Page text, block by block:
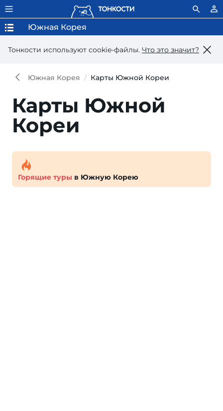
Тонкости используют сookie-файлы. Что это значит?
Южная Корея
Южная Корея Карты Южной Кореи
Карты Южной
Кореи
Горящие туры в Южную Корею